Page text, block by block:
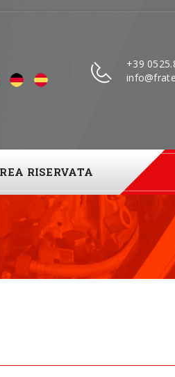
+39
RISERVATA